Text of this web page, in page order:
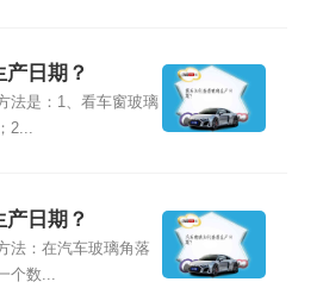
日期？
法是：1、看车窗玻璃
2...
日期？
法：在汽车玻璃角落
个数...